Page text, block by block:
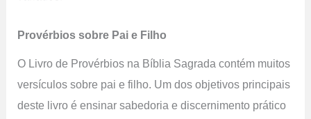
Provérbios sobre Pai e Filho
O Livro de Provérbios na Bíblia Sagrada contém muitos
versículos sobre pai e filho. Um dos objetivos principais
deste livro é ensinar sabedoria e discernimento prático